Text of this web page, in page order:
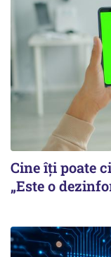
Cine îți poate
„Este o